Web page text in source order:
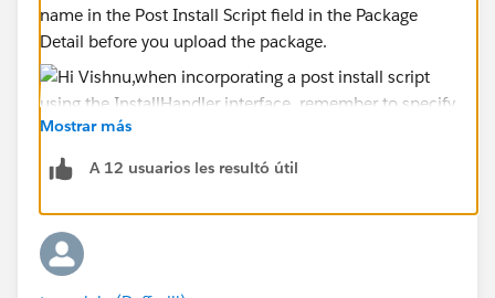
name in the Post Install Script field in the Package
Detail before you upload the package.
Mostrar más
A 12 usuarios les resultó útil